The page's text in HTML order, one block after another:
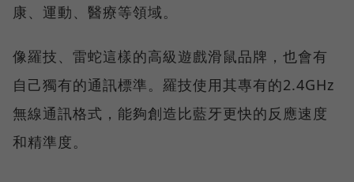
康、運動、醫療等領域。
像羅技、雷蛇這樣的高級遊戲滑鼠品牌，也會有
自己獨有的通訊標準。羅技使用其專有的2.4GHz
無線通訊格式，能夠創造比藍牙更快的反應速度
和精準度。